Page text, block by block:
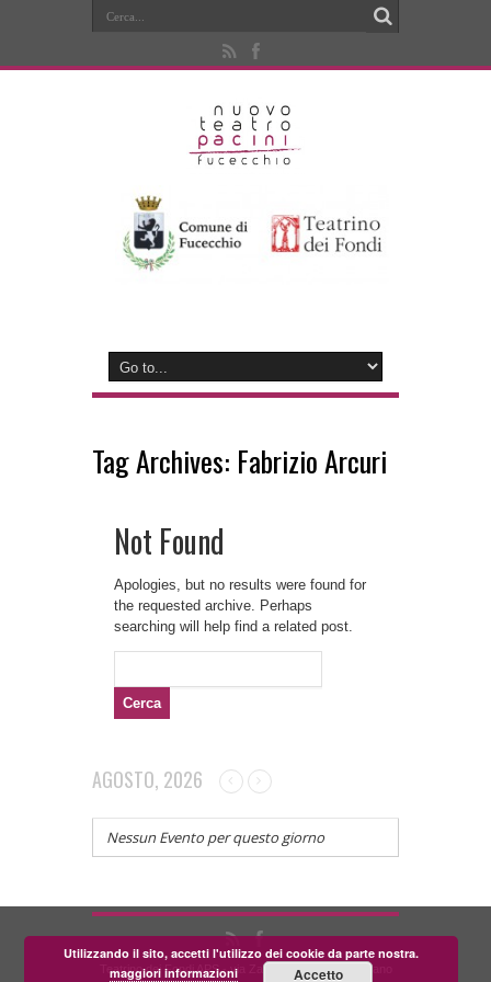
Tag Archives: Fabrizio Arcuri
Not Found
Apologies, but no results were found for
the requested archive. Perhaps
searching will help find a related post.
AGOSTO, 2026
Nessun Evento per questo giorno
Teatrino dei Fondi APS - via Zara, 58 56024 Corazzano
Utilizzando il sito, accetti l'utilizzo dei cookie da parte nostra.
maggiori informazioni
Accetto